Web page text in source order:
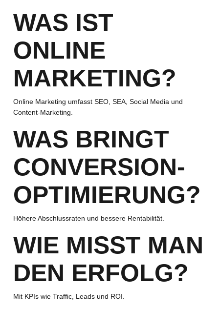
WAS IST
ONLINE
MARKETING?
Online Marketing umfasst SEO, SEA, Social Media und
Content-Marketing.
WAS BRINGT
CONVERSION-
OPTIMIERUNG?
Höhere Abschlussraten und bessere Rentabilität.
WIE MISST MAN
DEN ERFOLG?
Mit KPIs wie Traffic, Leads und ROI.